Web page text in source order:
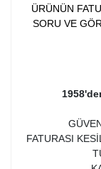
ÜRÜNÜN
SORU VE
FATURASI